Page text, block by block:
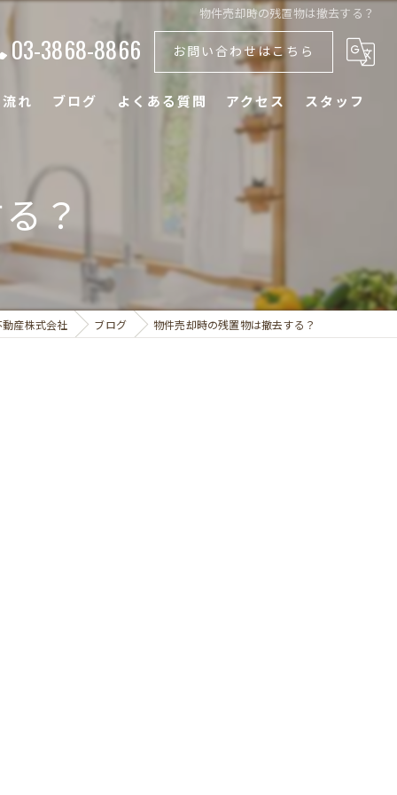
物件売却時の残置物は撤去する？
03-3868-8866 お問い合わせはこちら
れ ブログ よくある質問 アクセス スタッフ
？
産株式会社 ブログ 物件売却時の残置物は撤去する？